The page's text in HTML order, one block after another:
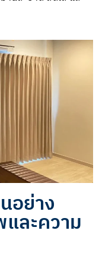
อย่าง
ละความ